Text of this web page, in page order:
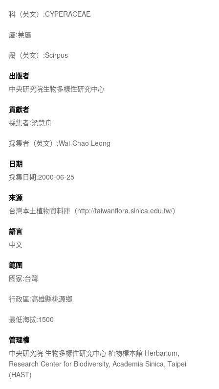
科（英文）:CYPERACEAE
屬:莞屬
屬（英文）:Scirpus
出版者
中央研究院生物多樣性研究中心
貢獻者
採集者:梁慧舟
採集者（英文）:Wai-Chao Leong
日期
採集日期:2000-06-25
來源
台灣本土植物資料庫（http://taiwanflora.sinica.edu.tw/）
語言
中文
範圍
國家:台灣
行政區:高雄縣桃源鄉
最低海拔:1500
管理權
中央研究院 生物多樣性研究中心 植物標本館 Herbarium,
Research Center for Biodiversity, Academia Sinica, Taipei
(HAST)